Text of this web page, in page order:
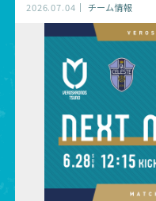
2026.07.04 チーム情報